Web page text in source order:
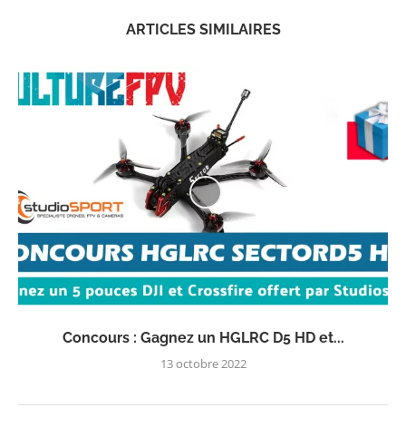
ARTICLES SIMILAIRES
Concours : Gagnez un HGLRC D5 HD et...
13 octobre 2022